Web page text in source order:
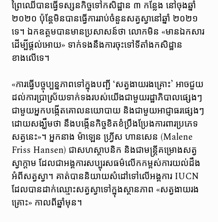
ព្រៃឈើបានធ្វើទស្សនកិច្ចទៅកសិដ្ឋាន ៣ កន្លែង នៅចុងឆ្នាំ
២០២០ ប៉ុន្តែមិនបានធ្វើការរាប់ចំនួនសត្វស្វានៅឆ្នាំ ២០២១
ទេ។ ឯក​ឧត្តមបានមានប្រសាសន៍ថា លោកមិន «មានឯកសារ
ដើម្បីផ្តល់អោយ» ទាក់ទងនឹងការចុះទៅទីតាំងកសិដ្ឋាន
ខាងលើទេ។
«ការធ្វើបច្ចុប្បន្នភាពទៅក្នុងបញ្ជី ‘សត្វងាយរងគ្រោះ’ អាចជួយ
ដល់ការប្រាស្រ័យទាក់ទងរបស់យើងជាមួយរដ្ឋាភិបាលផ្សេងៗ
ជាមួយអ្នកបង្កើតគោលនយោបាយ និងជាមួយអាជ្ញាធរផ្សេងៗ
ដោយសង្ឃឹមថា នឹងបង្កើនកិច្ចខិតខំប្រឹងប្រែងការពារប្រភេទ
សត្វនេះ»។ អ្នកនាង ម៉ាឡេន ហ្វ្រីស ហានសេន (Malene
Friss Hansen) ជាសហស្ថាបនិក និងជាមន្ត្រីគម្រោងសត្វ
ស្វាក្តាម ដែលជាអង្គការសប្បុរសធម៌លើកកម្ពស់ការយល់ដឹង
អំពីសត្វស្វា។ គាត់បាន​និយាយ​សំដៅ​ទៅ​លើអង្គការ IUCN
ដែល​បាន​ដាក់​ឈ្មោះ​សត្វ​ស្វា​ទៅ​ក្នុង​ស្ថានភាព «សត្វងាយ​រង​
គ្រោះ» កាល​ពី​ឆ្នាំ​មុន។